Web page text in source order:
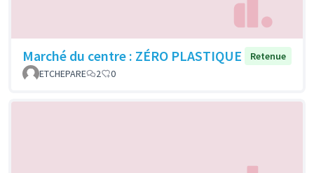
Marché du centre : ZÉRO PLASTIQUE
Retenue
ETCHEPARE
2 0